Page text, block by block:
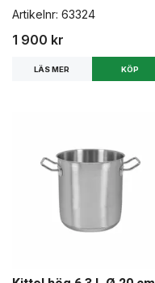
Artikelnr: 63324
1 900 kr
LÄS MER